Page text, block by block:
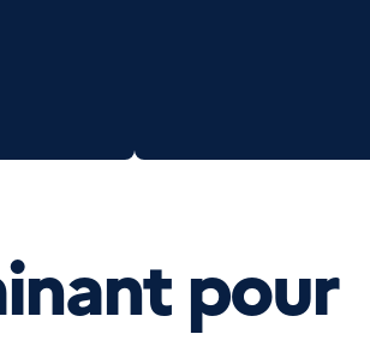
pour